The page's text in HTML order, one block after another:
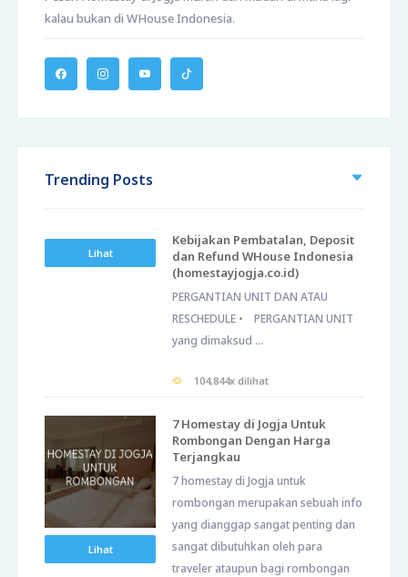
kalau bukan di WHouse Indonesia.
Trending Posts
Lihat
Kebijakan Pembatalan, Deposit
dan Refund WHouse Indonesia
(homestayjogja.co.id)
PERGANTIAN UNIT DAN ATAU
RESCHEDULE • PERGANTIAN UNIT
yang dimaksud ...
104,844x dilihat
Lihat
7 Homestay di Jogja Untuk
Rombongan Dengan Harga
Terjangkau
7 homestay di Jogja untuk
rombongan merupakan sebuah info
yang dianggap sangat penting dan
sangat dibutuhkan oleh para
traveler ataupun bagi rombongan